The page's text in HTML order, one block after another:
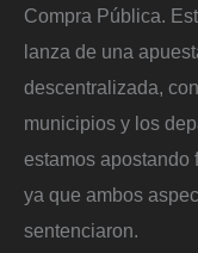
Compra Pública.
lanza de una
descentralizada,
municipios y los
estamos apostando
ya que ambos
sentenciaron.